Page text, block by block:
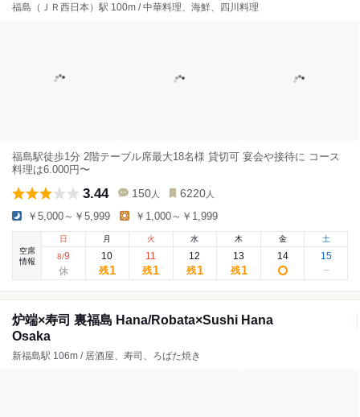
福島（ＪＲ西日本）駅 100m / 中華料理、海鮮、四川料理
福島駅徒歩1分 2階テーブル席最大18名様 貸切可 宴会や接待に コース
料理は6.000円〜
3.44 150 人 6220 人
￥5,000～￥5,999 ￥1,000～￥1,999
空席
情報
日
8/9
月
10
残1
火
11
残1
水
12
残1
木
13
残1
金
14
土
15
炉端×寿司 裏福島 Hana/Robata×Sushi Hana
Osaka
新福島駅 106m / 居酒屋、寿司、ろばた焼き